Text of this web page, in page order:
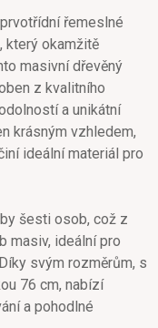
řemeslné
který okamžitě
masivní dřevěný
z kvalitního
a unikátní
krásným vzhledem,
ideální materiál pro
šesti osob, což z
masiv, ideální pro
svým rozměrům, s
76 cm, nabízí
a pohodlné